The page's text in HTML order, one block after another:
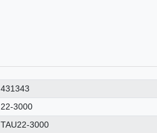
431343
22-3000
TAU22-3000